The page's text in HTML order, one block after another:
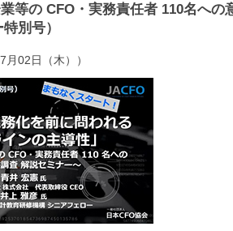
等の CFO・実務責任者 110名への
別号）
月02日（木））